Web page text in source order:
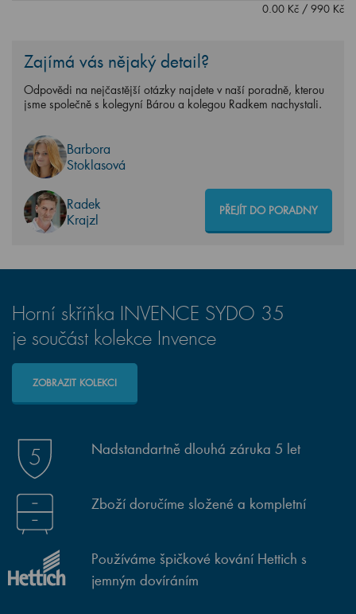
0.00 Kč / 990 Kč
Zajímá vás nějaký detail?
Odpovědi na nejčastější otázky najdete v naší poradně, kterou
jsme společně s kolegyní Bárou a kolegou Radkem nachystali.
Barbora
Stoklasová
Radek
Krajzl
PŘEJÍT DO PORADNY
Horní skříňka INVENCE SYDO 35
je součást kolekce Invence
ZOBRAZIT KOLEKCI
Nadstandartně dlouhá záruka 5 let
Zboží doručíme složené a kompletní
Používáme špičkové kování Hettich s
jemným dovíráním